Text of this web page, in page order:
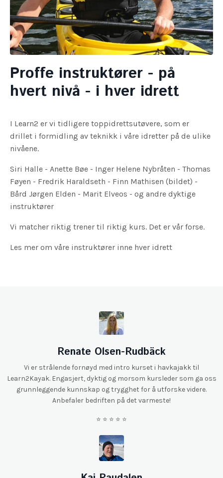
Proffe instruktører - på
hvert nivå - i hver idrett
I Learn2 er vi tidligere toppidrettsutøvere, som er
drillet i formidling av teknikk i våre idretter på de ulike
nivåene.
Siri Halle - Anette Bøe - Inger Helene Nybråten - Thomas
Føyen - Fredrik Haraldseth - Finn Mathisen (bildet) -
Bård Jørgen Elden - Marit Elveos - og andre dyktige
instruktører
Vi matcher riktig trener til riktig kurs. Det er vår forse.
Les mer om våre instruktører inne hver idrett
Renate Olsen-Rudbäck
Vi er strålende fornøyd med intro kurset i havkajakk til
Learn2Kayak. Engasjert, dyktig og morsom kursleder som ga oss
grunnleggende kunnskap og trygghet for å utforske videre.
Anbefaler bedriften på det varmeste!
⭐️ ⭐️ ⭐️ ⭐️ ⭐️